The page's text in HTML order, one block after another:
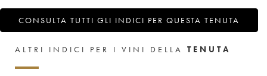
CONSULTA TUTTI GLI INDICI PER QUESTA TENUTA
ALTRI INDICI PER I VINI DELLA TENUTA